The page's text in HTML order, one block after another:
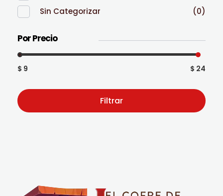
Sin Categorizar
(0)
Por Precio
$ 9 $ 24
Filtrar